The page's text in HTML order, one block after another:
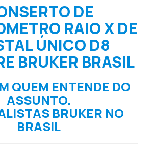
DE
RAIO X DE
ÚNICO D8
BRUKER BRASIL
QUEM ENTENDE DO
ASSUNTO.
BRUKER NO
BRASIL